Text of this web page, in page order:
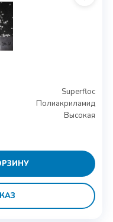
Superfloc
Полиакриламид
Высокая